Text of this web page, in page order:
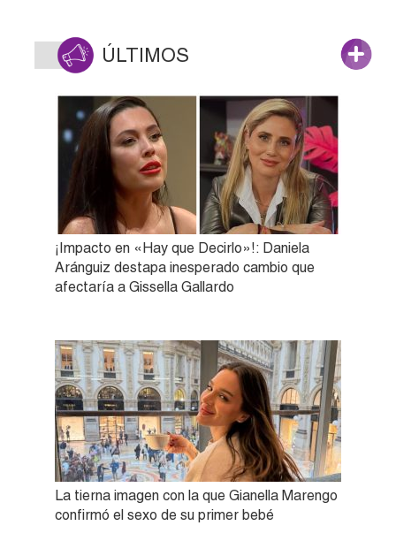
ÚLTIMOS
¡Impacto en «Hay que Decirlo»!: Daniela
Aránguiz destapa inesperado cambio que
afectaría a Gissella Gallardo
La tierna imagen con la que Gianella Marengo
confirmó el sexo de su primer bebé